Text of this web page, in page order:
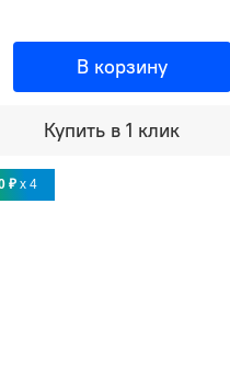
В корзину
Купить в 1 клик
₽ x 4